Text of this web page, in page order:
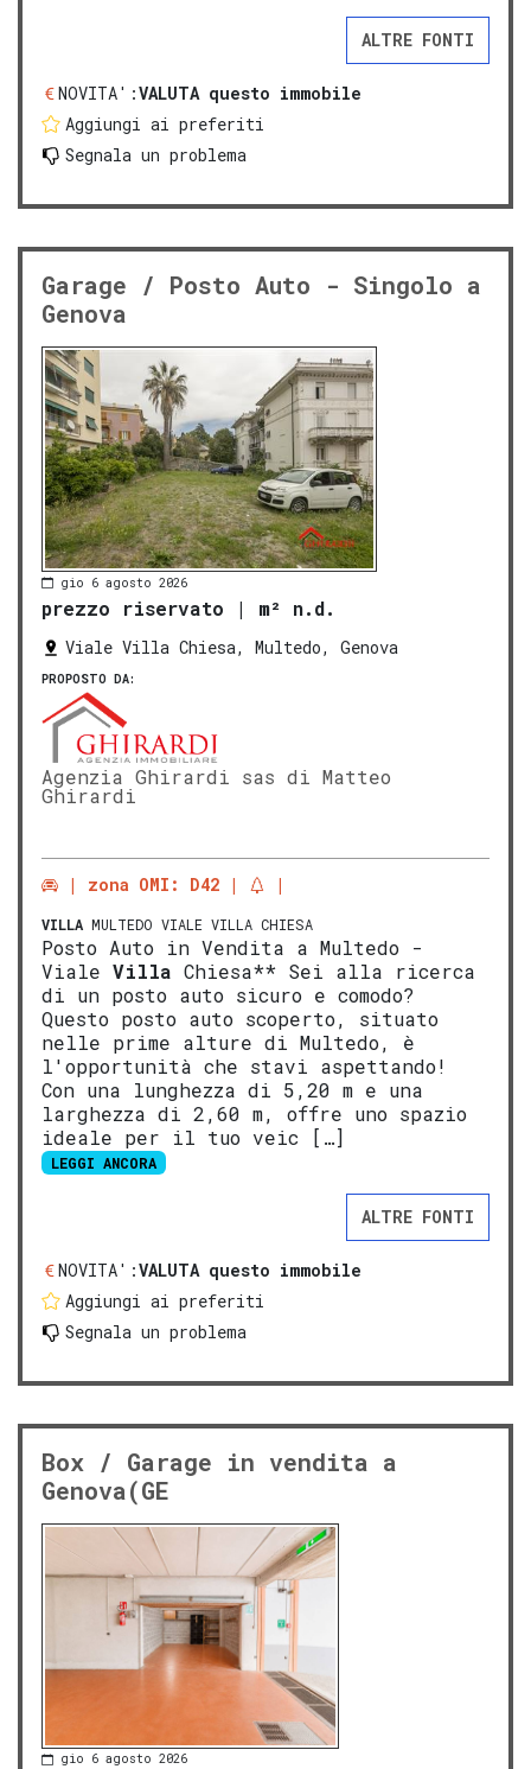
ALTRE FONTI
NOVITA':VALUTA questo immobile
Aggiungi ai preferiti
Segnala un problema
Garage / Posto Auto - Singolo a
Genova
gio 6 agosto 2026
prezzo riservato | m² n.d.
Viale Villa Chiesa, Multedo, Genova
PROPOSTO DA:
Agenzia Ghirardi sas di Matteo
Ghirardi
zona OMI: D42
VILLA MULTEDO VIALE VILLA CHIESA
Posto Auto in Vendita a Multedo -
Viale Villa Chiesa** Sei alla ricerca
di un posto auto sicuro e comodo?
Questo posto auto scoperto, situato
nelle prime alture di Multedo, è
l'opportunità che stavi aspettando!
Con una lunghezza di 5,20 m e una
larghezza di 2,60 m, offre uno spazio
ideale per il tuo veic […]
LEGGI ANCORA
ALTRE FONTI
NOVITA':VALUTA questo immobile
Aggiungi ai preferiti
Segnala un problema
Box / Garage in vendita a
Genova(GE
gio 6 agosto 2026